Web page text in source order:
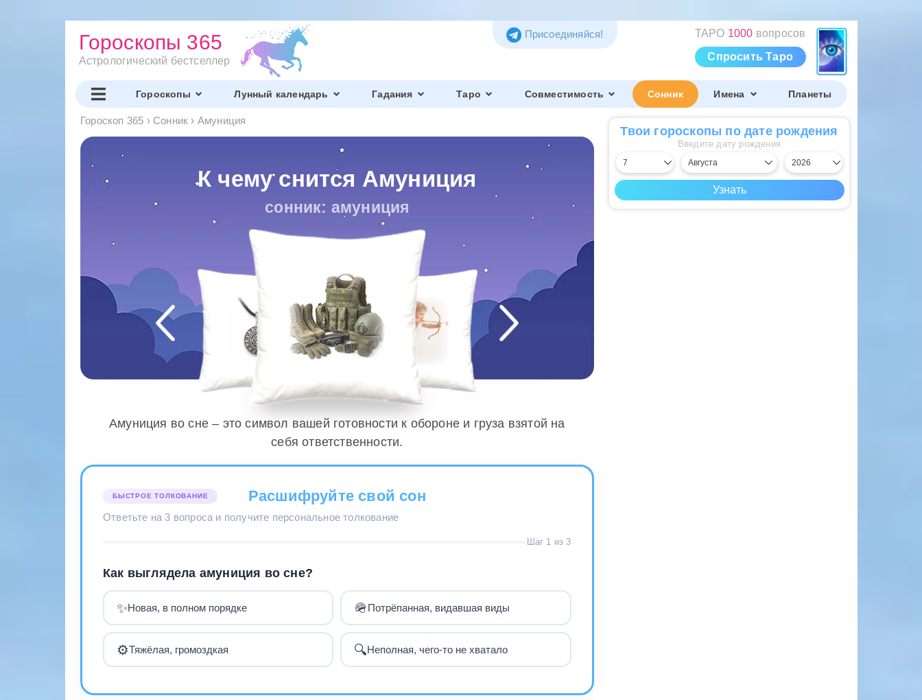
Гороскопы 365
Астрологический бестселлер
ТАРО 1000 вопросов
Спросить Таро
Присоединяйся!
Гороскопы Лунный календарь Гадания Таро Совместимость Сонник Имена Планеты
Гороскоп 365 › Сонник › Амуниция
К чему снится Амуниция
сонник: амуниция
Амуниция во сне – это символ вашей готовности к обороне и груза взятой на
себя ответственности.
БЫСТРОЕ ТОЛКОВАНИЕ Расшифруйте свой сон
Ответьте на 3 вопроса и получите персональное толкование
Шаг 1 из 3
Как выглядела амуниция во сне?
✨Новая, в полном порядке 🪖Потрёпанная, видавшая виды
⚙️Тяжёлая, громоздкая 🔍Неполная, чего-то не хватало
Твои гороскопы по дате рождения
Введите дату рождения